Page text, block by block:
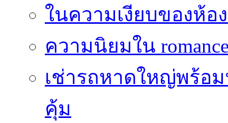
ในความเงียบของห้อ
ความนิยมใน
เช่ารถหาดใหญ่พร้อ
คุ้ม